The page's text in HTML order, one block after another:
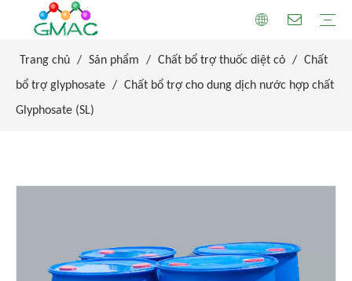
Trang chủ / Sản phẩm / Chất bổ trợ thuốc diệt cỏ / Chất
bổ trợ glyphosate / Chất bổ trợ cho dung dịch nước hợp chất
Glyphosate (SL)